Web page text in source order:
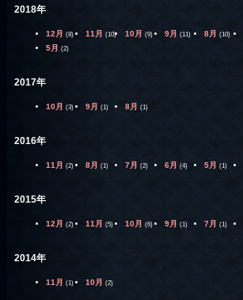
2018年
12月 (8) 11月 (10) 10月 (9) 9月 (11) 8月 (10)
5月 (2)
2017年
10月 (3) 9月 (1) 8月 (1)
2016年
11月 (2) 8月 (1) 7月 (2) 6月 (4) 5月 (1)
2015年
12月 (2) 11月 (5) 10月 (6) 9月 (1) 7月 (1)
2014年
11月 (1) 10月 (2)